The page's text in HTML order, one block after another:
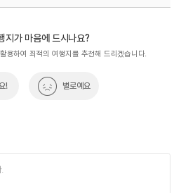
소년열람실 - 중.고등학생을 위한 자율학습공간
여행)
033-738-3425
지가 마음에 드시나요?
용하여 최적의 여행지를 추천해 드리겠습니다.
! 별로예요